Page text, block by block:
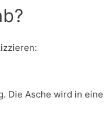
Die Asche wird in eine